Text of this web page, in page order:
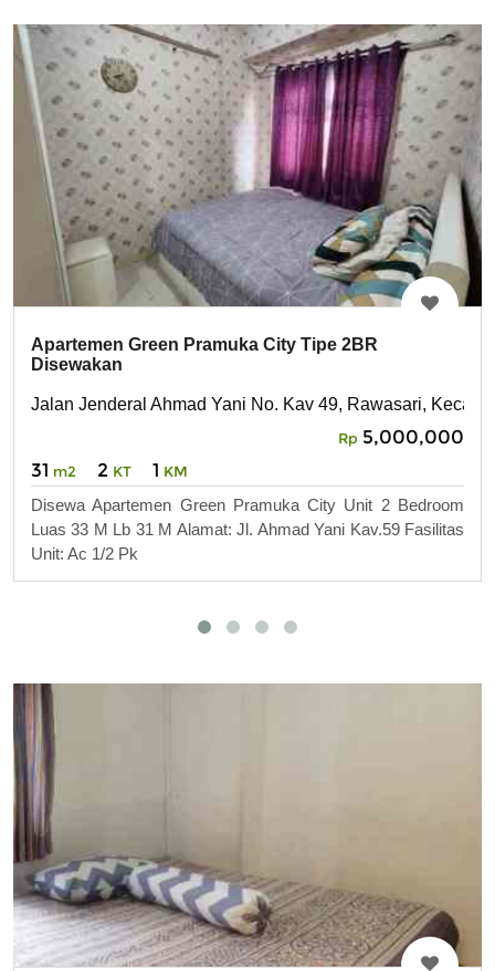
Apartemen Green Pramuka City Tipe 2BR
Disewakan
Jalan Jenderal Ahmad Yani No. Kav 49, Rawasari,
Rp 5,000,000
31 m2 2 KT 1 KM
Disewa Apartemen Green Pramuka City Unit 2 Bedroom
Luas 33 M Lb 31 M Alamat: Jl. Ahmad Yani Kav.59 Fasilitas
Unit: Ac 1/2 Pk